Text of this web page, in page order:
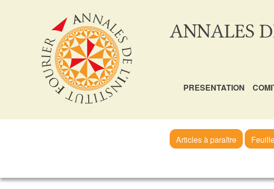
ANNALES
PRESENTATION
Articles à paraître